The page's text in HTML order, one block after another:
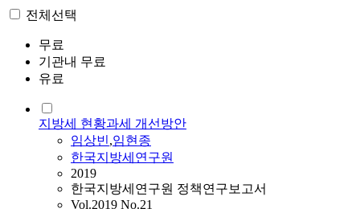
전체선택
무료
기관내 무료
유료
지방세 현황과세 개선방안
임상빈,임현종
한국지방세연구원
2019
한국지방세연구원 정책연구보고서
Vol.2019 No.21